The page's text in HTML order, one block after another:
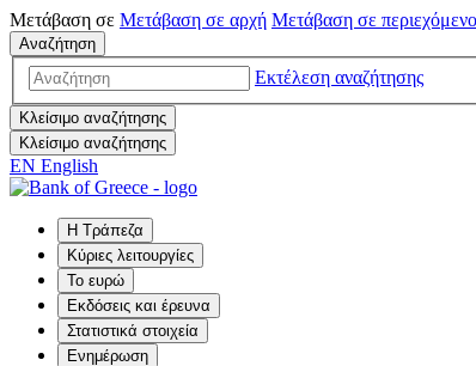
Μετάβαση σε Μετάβαση σε αρχή Μετάβαση σε περιεχόμενο
Αναζήτηση
Εκτέλεση αναζήτησης
Κλείσιμο αναζήτησης
Κλείσιμο αναζήτησης
EN English
Η Τράπεζα
Κύριες λειτουργίες
Το ευρώ
Εκδόσεις και έρευνα
Στατιστικά στοιχεία
Ενημέρωση